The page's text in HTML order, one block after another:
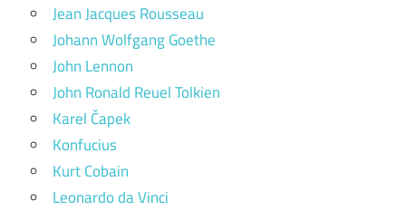
Jean Jacques Rousseau
Johann Wolfgang Goethe
John Lennon
John Ronald Reuel Tolkien
Karel Čapek
Konfucius
Kurt Cobain
Leonardo da Vinci